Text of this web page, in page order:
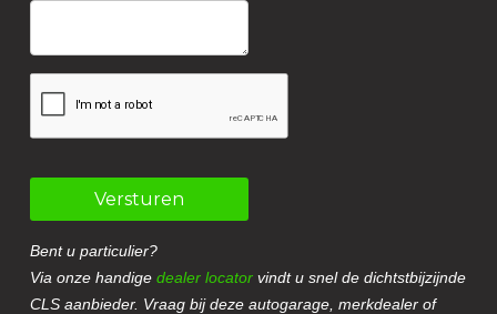
Versturen
Bent u particulier?
Via onze handigedealer locator vindt u snel de dichtstbijzijnde
CLS aanbieder. Vraag bij deze autogarage, merkdealer of